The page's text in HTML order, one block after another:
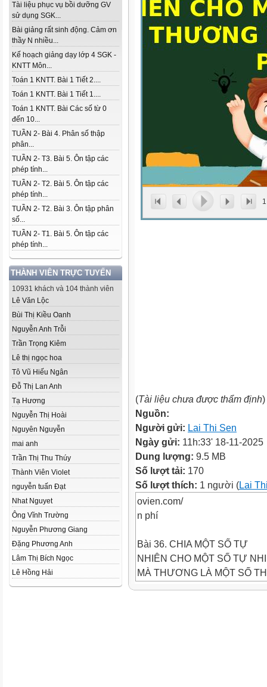
Tài liệu phục vụ bồi dưỡng GV
sử dụng SGK...
Bài giảng rất sinh động. Cảm ơn
thầy N nhiều...
Kế hoạch giảng dạy lớp 4 SGK -
KNTT Môn...
Toán 1 KNTT. Bài 1 Tiết 2....
Toán 1 KNTT. Bài 1 Tiết 1....
Toán 1 KNTT. Bài Các số từ 0
đến 10...
TUẦN 2- Bài 4. Phân số thập
phân...
TUẦN 2- T3. Bài 5. Ôn tập các
phép tính...
TUẦN 2- T2. Bài 5. Ôn tập các
phép tính...
TUẦN 2- T2. Bài 3. Ôn tập phân
số...
TUẦN 2- T1. Bài 5. Ôn tập các
phép tính...
THÀNH VIÊN TRỰC TUYẾN
10931 khách và 104 thành viên
Lê Văn Lộc
Bùi Thị Kiều Oanh
Nguyễn Anh Trỗi
Trần Trọng Kiêm
Lê thị ngọc hoa
Tô Vũ Hiếu Ngân
Đỗ Thị Lan Anh
Tạ Hương
Nguyễn Thị Hoài
Nguyên Nguyễn
mai anh
Trần Thị Thu Thúy
Thành Viên Violet
nguyễn tuấn Đạt
Nhat Nguyet
Ông Vĩnh Trường
Nguyễn Phương Giang
Đặng Phương Anh
Lâm Thị Bích Ngọc
Lê Hồng Hải
1
(Tài liệu chưa được thẩm định)
Nguồn:
Người gửi: Lai Thi Sen
Ngày gửi: 11h:33' 18-11-2025
Dung lượng: 9.5 MB
Số lượt tải: 170
Số lượt thích: 1 người (Lai
ovien.com/
n phí
Bài 36. CHIA MỘT SỐ TỰ
NHIÊN CHO MỘT SỐ TỰ
MÀ THƯƠNG LÀ MỘT SỐ